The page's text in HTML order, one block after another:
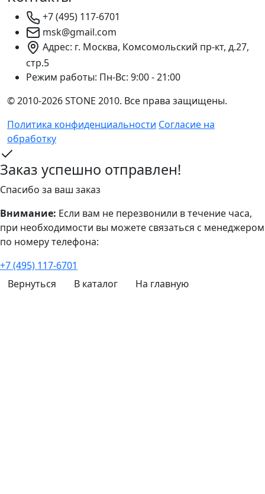
+7 (495) 117-6701
msk@gmail.com
Адрес: г. Москва, Комсомольский пр-кт, д.27,
стр.5
Режим работы: Пн-Вс: 9:00 - 21:00
© 2010-2026 STONE 2010. Все права защищены.
Политика конфиденциальности Согласие на
обработку
Заказ успешно отправлен!
Спасибо за ваш заказ
Внимание: Если вам не перезвонили в течение часа,
при необходимости вы можете связаться с менеджером
по номеру телефона:
+7 (495) 117-6701
Вернуться
В каталог На главную